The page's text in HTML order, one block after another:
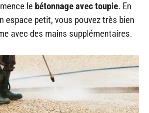
le bétonnage avec toupie. En
espace petit, vous pouvez très bien
avec des mains supplémentaires.